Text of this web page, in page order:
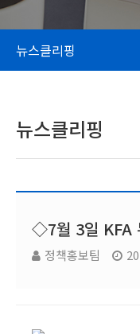
뉴스클리핑
뉴스클리핑
◇7월 3일 KFA
정책홍보팀